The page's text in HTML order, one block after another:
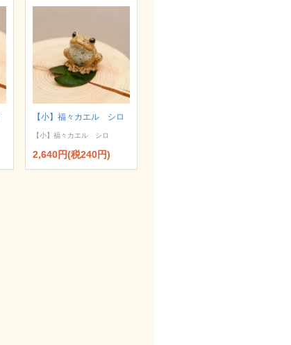
【小】福々カエル シロ
【小】福々カエル シロ
2,640円(税240円)